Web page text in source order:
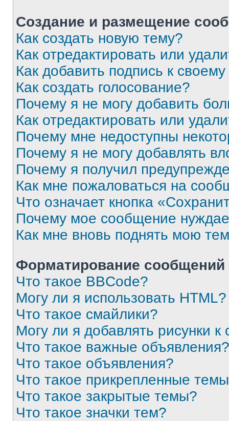
Создание и размещение
Как создать новую тему?
Как отредактировать или
Как добавить подпись к
Как создать голосование?
Почему я не могу добавить
Как отредактировать или
Почему мне недоступны
Почему я не могу добавлять
Почему я получил
Как мне пожаловаться на
Что означает кнопка
Почему мое сообщение
Как мне вновь поднять мою
Форматирование
Что такое BBCode?
Могу ли я использовать HTML?
Что такое смайлики?
Могу ли я добавлять рисунки
Что такое важные объявления?
Что такое объявления?
Что такое прикрепленные
Что такое закрытые темы?
Что такое значки тем?